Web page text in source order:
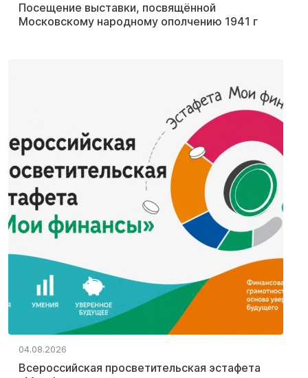
Посещение выставки, посвящённой
Московскому народному ополчению 1941 г
04.08.2026
Всероссийская просветительская эстафета